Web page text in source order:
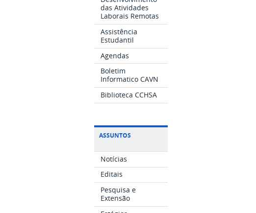
das Atividades
Laborais Remotas
Assistência
Estudantil
Agendas
Boletim
Informatico CAVN
Biblioteca CCHSA
ASSUNTOS
Notícias
Editais
Pesquisa e
Extensão